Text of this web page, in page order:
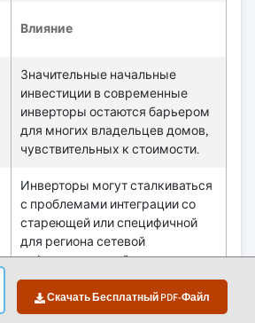
Скачать Бесплатный PDF-Файл
Влияние
Значительные начальные
инвестиции в современные
инверторы остаются барьером
для многих владельцев домов,
чувствительных к стоимости.
Инверторы могут сталкиваться
с проблемами интеграции со
стареющей или специфичной
для региона сетевой
инфраструктурой и
нормативными требованиями.
Влияние